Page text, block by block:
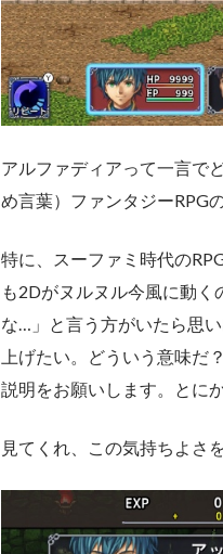
アルファディアって一言で
め言葉）ファンタジーRPG
特に、スーファミ時代の
も2Dがヌルヌル今風に動
な…」と言う方がいたら思
上げたい。どういう意味だ
説明をお願いします。とに
見てくれ、この気持ちよさを